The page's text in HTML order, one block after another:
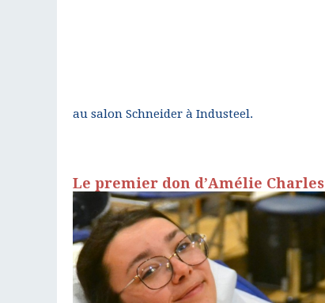
au salon Schneider à Industeel.
Le premier don d’Amélie Charles